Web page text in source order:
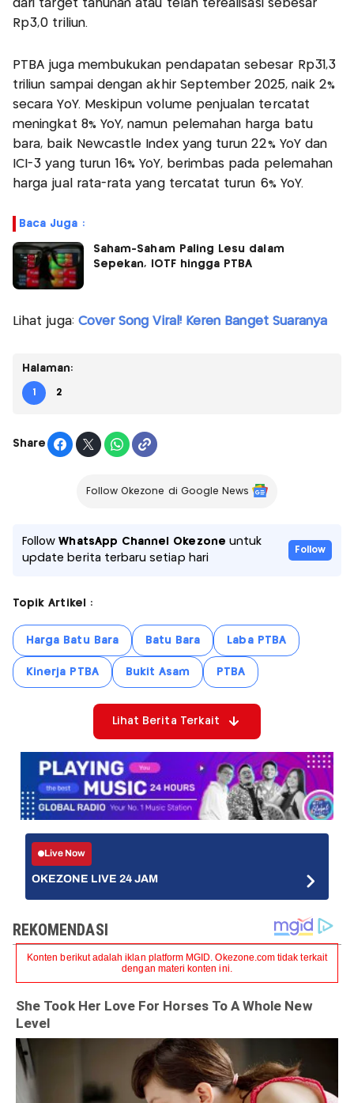
dari target tahunan atau telah terealisasi sebesar
Rp3,0 triliun.
PTBA juga membukukan pendapatan sebesar Rp31,3
triliun sampai dengan akhir September 2025, naik 2%
secara YoY. Meskipun volume penjualan tercatat
meningkat 8% YoY, namun pelemahan harga batu
bara, baik Newcastle Index yang turun 22% YoY dan
ICI-3 yang turun 16% YoY, berimbas pada pelemahan
harga jual rata-rata yang tercatat turun 6% YoY.
Baca Juga :
Saham-Saham Paling Lesu dalam
Sepekan, IOTF hingga PTBA
Lihat juga: Cover Song Viral! Keren Banget Suaranya
Halaman:
1 2
Share
Follow Okezone di Google News
FollowWhatsApp Channel Okezone untuk
update berita terbaru setiap hari
Follow
Topik Artikel :
Harga Batu Bara Batu Bara Laba PTBA
Kinerja PTBA Bukit Asam PTBA
Lihat Berita Terkait
Live Now
OKEZONE LIVE 24 JAM